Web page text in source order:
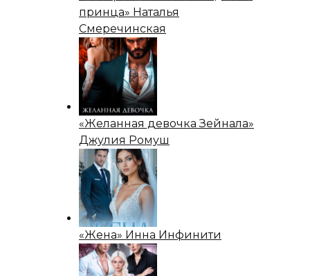
принца» Наталья
Смеречинская
«Желанная девочка Зейнала»
Джулия Ромуш
«Жена» Инна Инфинити